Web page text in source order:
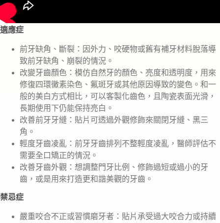
適應症
前牙缺角、斷裂：因外力、咬硬物或舊有補牙材料脫落導
致前牙缺角、崩裂的情況。
改變牙齒顏色：模仿自然牙的顏色、亮度和透明度，用來
修復四環黴素染色、氟斑牙或其他原因導致的變色。和一
般的美白方式相比，可以客製化齒色，且陶瓷表面光滑，
長期使用下仍能保持亮白。
改善前牙牙縫：貼片可透過外觀修飾來關閉牙縫、黑三
角。
輕度牙齒凌亂：前牙牙齒排列不整輕度凌亂，醫師評估不
需要全口矯正的情況。
改善牙齒外觀：想調整門牙比例、修飾過短或過小的牙
齒，或是用來打造更和諧美觀的牙齒。
禁忌症
嚴重咬合不正或習慣磨牙者：貼片承受過大咬合力或持續